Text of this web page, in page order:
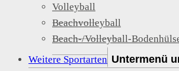
Volleyball
Beachvolleyball
Beach-/Volleyball-
Weitere Sportarten Untermenü